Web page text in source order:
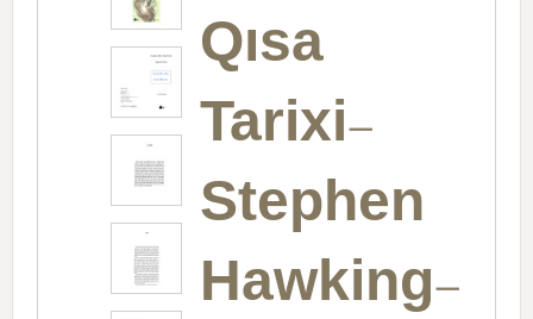
Qısa
Tarixi-
Stephen
Hawking-